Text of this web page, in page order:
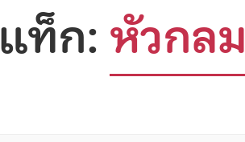
แท็ก:หัวกลม